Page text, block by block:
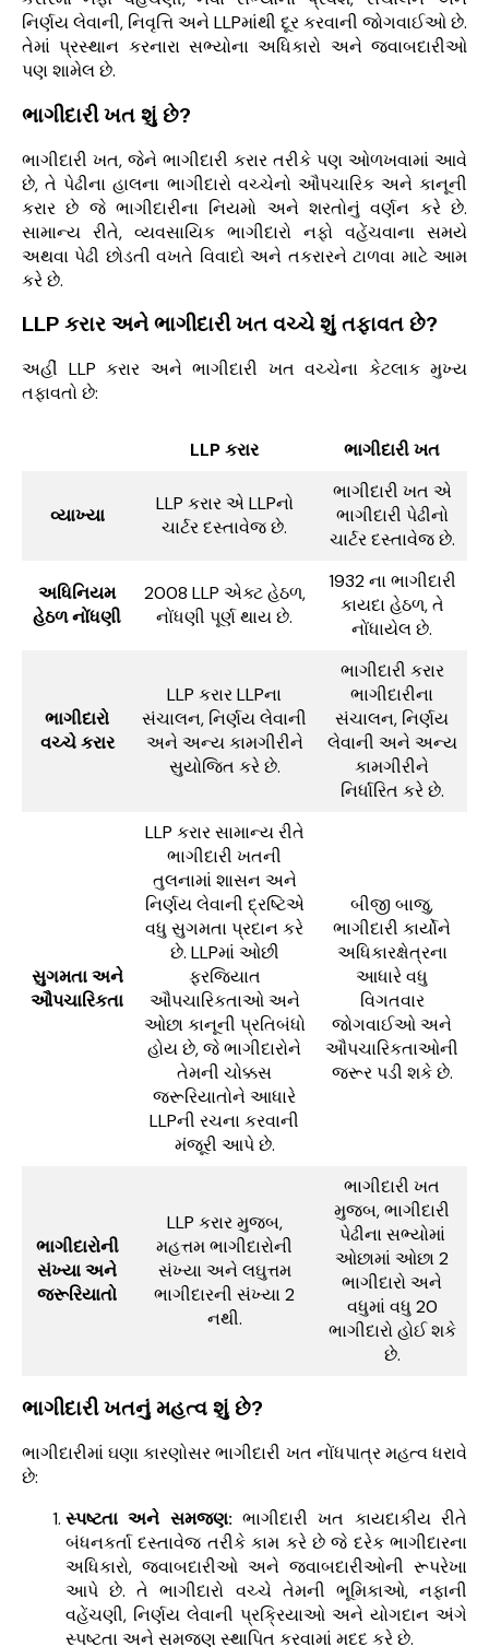
નિર્ણય લેવાની, નિવૃત્તિ અને LLPમાંથી દૂર કરવાની જોગવાઈઓ છે.
તેમાં પ્રસ્થાન કરનારા સભ્યોના અધિકારો અને જવાબદારીઓ
પણ શામેલ છે.
ભાગીદારી ખત શું છે?
ભાગીદારી ખત, જેને ભાગીદારી કરાર તરીકે પણ ઓળખવામાં આવે
છે, તે પેઢીના હાલના ભાગીદારો વચ્ચેનો ઔપચારિક અને કાનૂની
કરાર છે જે ભાગીદારીના નિયમો અને શરતોનું વર્ણન કરે છે.
સામાન્ય રીતે, વ્યવસાયિક ભાગીદારો નફો વહેંચવાના સમયે
અથવા પેઢી છોડતી વખતે વિવાદો અને તકરારને ટાળવા માટે આમ
કરે છે.
LLP કરાર અને ભાગીદારી ખત વચ્ચે શું તફાવત છે?
અહીં LLP કરાર અને ભાગીદારી ખત વચ્ચેના કેટલાક મુખ્ય
તફાવતો છે:
LLP કરાર ભાગીદારી ખત
વ્યાખ્યા
LLP કરાર એ LLPનો
ચાર્ટર દસ્તાવેજ છે.
ભાગીદારી ખત એ
ભાગીદારી પેઢીનો
ચાર્ટર દસ્તાવેજ છે.
અધિનિયમ
હેઠળ નોંધણી
2008 LLP એક્ટ હેઠળ,
નોંધણી પૂર્ણ થાય છે.
1932 ના ભાગીદારી
કાયદા હેઠળ, તે
નોંધાયેલ છે.
ભાગીદારો
વચ્ચે કરાર
LLP કરાર LLPના
સંચાલન, નિર્ણય લેવાની
અને અન્ય કામગીરીને
સુયોજિત કરે છે.
ભાગીદારી કરાર
ભાગીદારીના
સંચાલન, નિર્ણય
લેવાની અને અન્ય
કામગીરીને
નિર્ધારિત કરે છે.
સુગમતા અને
ઔપચારિકતા
LLP કરાર સામાન્ય રીતે
ભાગીદારી ખતની
તુલનામાં શાસન અને
નિર્ણય લેવાની દ્રષ્ટિએ
વધુ સુગમતા પ્રદાન કરે
છે. LLPમાં ઓછી
ફરજિયાત
ઔપચારિકતાઓ અને
ઓછા કાનૂની પ્રતિબંધો
હોય છે, જે ભાગીદારોને
તેમની ચોક્કસ
જરૂરિયાતોને આધારે
LLPની રચના કરવાની
મંજૂરી આપે છે.
બીજી બાજુ,
ભાગીદારી કાર્યોને
અધિકારક્ષેત્રના
આધારે વધુ
વિગતવાર
જોગવાઈઓ અને
ઔપચારિકતાઓની
જરૂર પડી શકે છે.
ભાગીદારોની
સંખ્યા અને
જરૂરિયાતો
LLP કરાર મુજબ,
મહત્તમ ભાગીદારોની
સંખ્યા અને લઘુત્તમ
ભાગીદારની સંખ્યા 2
નથી.
ભાગીદારી ખત
મુજબ, ભાગીદારી
પેઢીના સભ્યોમાં
ઓછામાં ઓછા 2
ભાગીદારો અને
વધુમાં વધુ 20
ભાગીદારો હોઈ શકે
છે.
ભાગીદારી ખતનું મહત્વ શું છે?
ભાગીદારીમાં ઘણા કારણોસર ભાગીદારી ખત નોંધપાત્ર મહત્વ ધરાવે
છે:
સ્પષ્ટતા અને સમજણ: ભાગીદારી ખત કાયદાકીય રીતે
બંધનકર્તા દસ્તાવેજ તરીકે કામ કરે છે જે દરેક ભાગીદારના
અધિકારો, જવાબદારીઓ અને જવાબદારીઓની રૂપરેખા
આપે છે. તે ભાગીદારો વચ્ચે તેમની ભૂમિકાઓ, નફાની
વહેંચણી, નિર્ણય લેવાની પ્રક્રિયાઓ અને યોગદાન અંગે
સ્પષ્ટતા અને સમજણ સ્થાપિત કરવામાં મદદ કરે છે.